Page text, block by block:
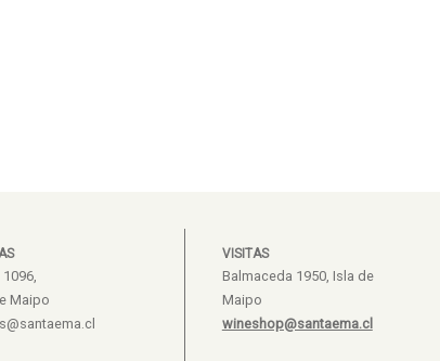
Maipo
VISITAS
Balmaceda 1950, Isla de
Maipo
wineshop@santaema.cl